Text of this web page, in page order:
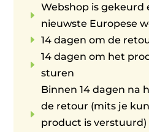
E
Webshop is gekeurd
nieuwste Europese
E 14 dagen om de
E
14 dagen om het
sturen
E
Binnen 14 dagen na
de retour (mits je
product is verstuurd)